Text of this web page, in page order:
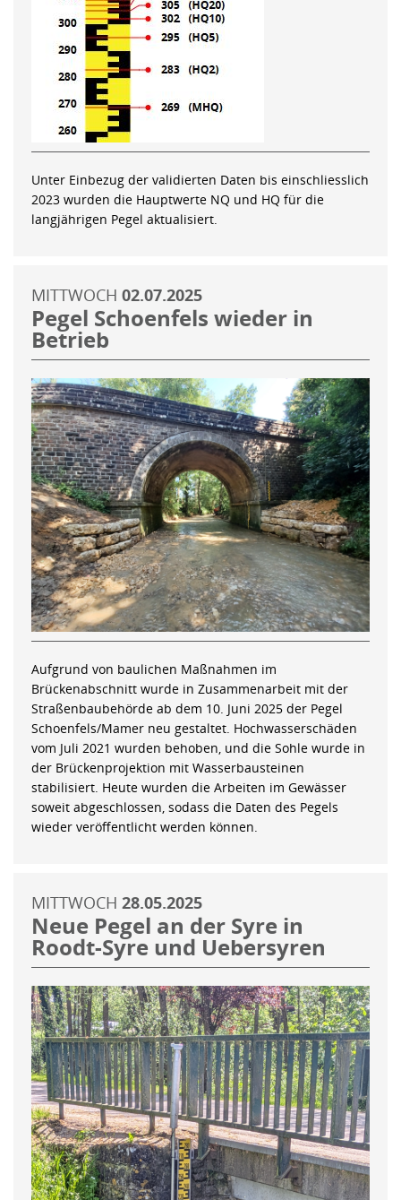
Unter Einbezug der validierten Daten bis einschliesslich
2023 wurden die Hauptwerte NQ und HQ für die
langjährigen Pegel aktualisiert.
MITTWOCH 02.07.2025
Pegel Schoenfels wieder in
Betrieb
Aufgrund von baulichen Maßnahmen im
Brückenabschnitt wurde in Zusammenarbeit mit der
Straßenbaubehörde ab dem 10. Juni 2025 der Pegel
Schoenfels/Mamer neu gestaltet. Hochwasserschäden
vom Juli 2021 wurden behoben, und die Sohle wurde in
der Brückenprojektion mit Wasserbausteinen
stabilisiert. Heute wurden die Arbeiten im Gewässer
soweit abgeschlossen, sodass die Daten des Pegels
wieder veröffentlicht werden können.
MITTWOCH 28.05.2025
Neue Pegel an der Syre in
Roodt-Syre und Uebersyren